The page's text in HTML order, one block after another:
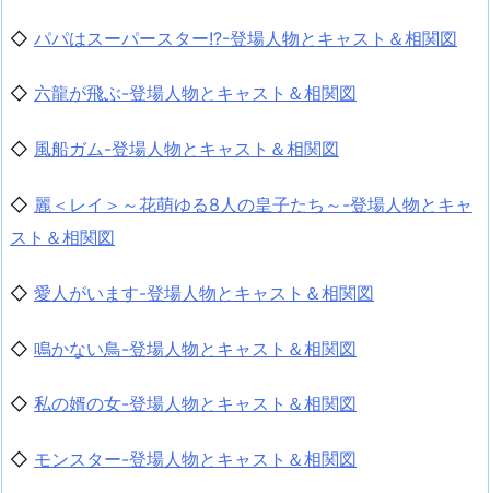
◇ パパはスーパースター!?-登場人物とキャスト＆相関図
◇ 六龍が飛ぶ-登場人物とキャスト＆相関図
◇ 風船ガム-登場人物とキャスト＆相関図
◇ 麗＜レイ＞～花萌ゆる8人の皇子たち～-登場人物とキャ
スト＆相関図
◇ 愛人がいます-登場人物とキャスト＆相関図
◇ 鳴かない鳥-登場人物とキャスト＆相関図
◇ 私の婿の女-登場人物とキャスト＆相関図
◇ モンスター-登場人物とキャスト＆相関図